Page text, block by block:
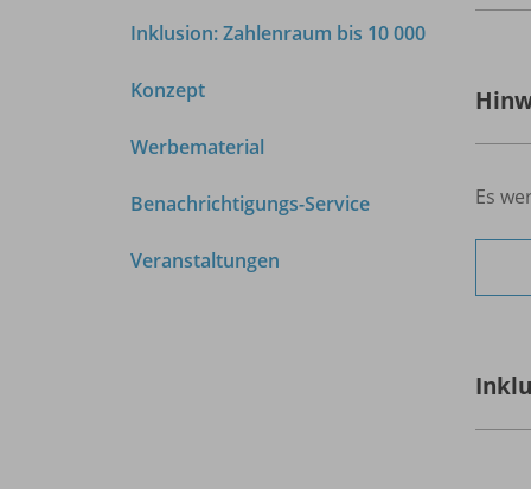
Inklusion: Zahlenraum bis 10 000
Konzept
Werbematerial
Benachrichtigungs-Service
Veranstaltungen
Es